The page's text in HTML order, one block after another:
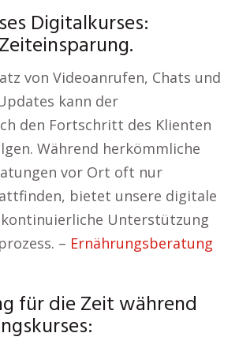
Digitalkurses:
von Videoanrufen, Chats und
kann der
den Fortschritt des Klienten
Während herkömmliche
vor Ort oft nur
bietet unsere digitale
Unterstützung
– Ernährungsberatung
für die Zeit während